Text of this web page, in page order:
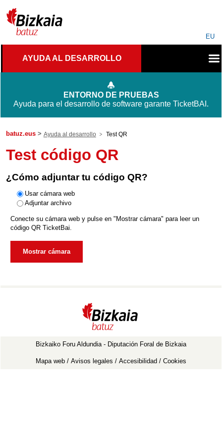
AYUDA AL DESARROLLO
EU
ENTORNO DE PRUEBAS
Ayuda para el desarrollo de software garante TicketBAI.
batuz.eus Ayuda al desarrollo Test QR
Test código QR
¿Cómo adjuntar tu código QR?
Usar cámara web
Adjuntar archivo
Conecte su cámara web y pulse en "Mostrar cámara" para leer un
código QR TicketBai.
Mostrar cámara
Bizkaiko Foru Aldundia - Diputación Foral de Bizkaia
Mapa web Avisos legales Accesibilidad Cookies